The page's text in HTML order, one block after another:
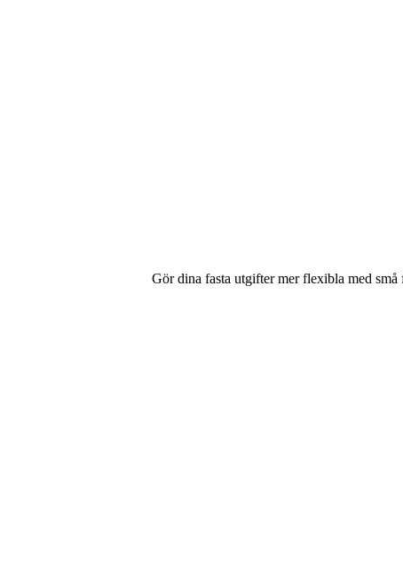
Gör dina fasta utgifter mer flexibla med små